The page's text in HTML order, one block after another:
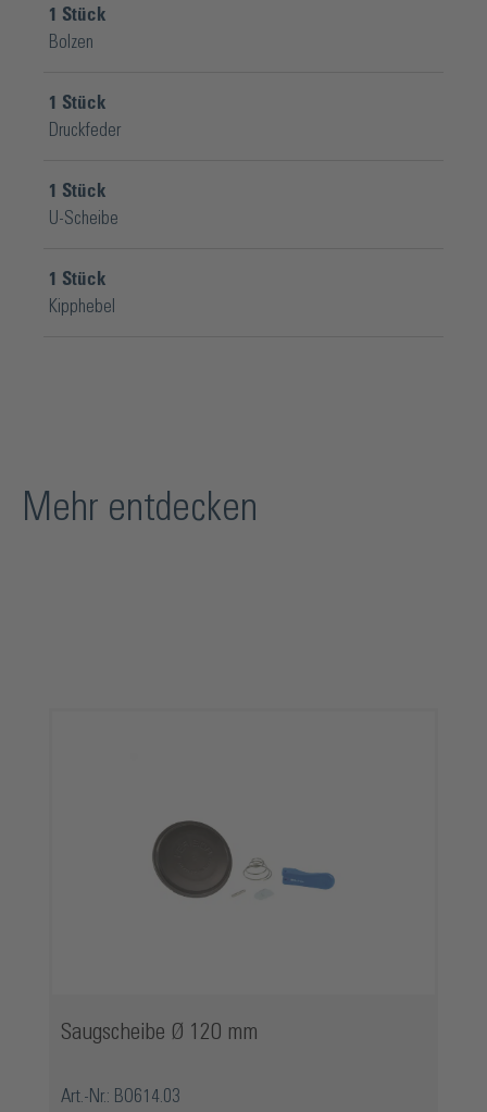
1 Stück
Bolzen
1 Stück
Druckfeder
1 Stück
U-Scheibe
1 Stück
Kipphebel
Mehr entdecken
Saugscheibe Ø 120 mm
Art.-Nr.: BO614.03